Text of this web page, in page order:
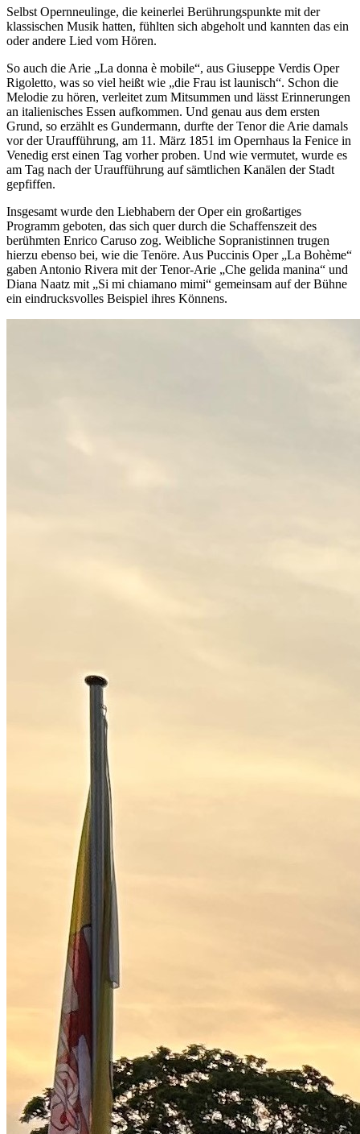
Selbst Opernneulinge, die keinerlei Berührungspunkte mit der
klassischen Musik hatten, fühlten sich abgeholt und kannten das ein
oder andere Lied vom Hören.
So auch die Arie „La donna è mobile“, aus Giuseppe Verdis Oper
Rigoletto, was so viel heißt wie „die Frau ist launisch“. Schon die
Melodie zu hören, verleitet zum Mitsummen und lässt Erinnerungen
an italienisches Essen aufkommen. Und genau aus dem ersten
Grund, so erzählt es Gundermann, durfte der Tenor die Arie damals
vor der Uraufführung, am 11. März 1851 im Opernhaus la Fenice in
Venedig erst einen Tag vorher proben. Und wie vermutet, wurde es
am Tag nach der Uraufführung auf sämtlichen Kanälen der Stadt
gepfiffen.
Insgesamt wurde den Liebhabern der Oper ein großartiges
Programm geboten, das sich quer durch die Schaffenszeit des
berühmten Enrico Caruso zog. Weibliche Sopranistinnen trugen
hierzu ebenso bei, wie die Tenöre. Aus Puccinis Oper „La Bohème“
gaben Antonio Rivera mit der Tenor-Arie „Che gelida manina“ und
Diana Naatz mit „Si mi chiamano mimi“ gemeinsam auf der Bühne
ein eindrucksvolles Beispiel ihres Könnens.